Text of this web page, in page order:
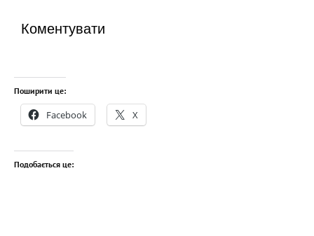
Коментувати
Поширити це:
Facebook X
Подобається це: